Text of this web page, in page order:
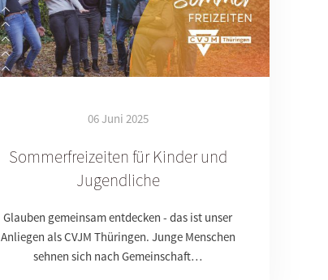
06 Juni 2025
Sommerfreizeiten für Kinder und
Jugendliche
Glauben gemeinsam entdecken - das ist unser
Anliegen als CVJM Thüringen. Junge Menschen
sehnen sich nach Gemeinschaft…